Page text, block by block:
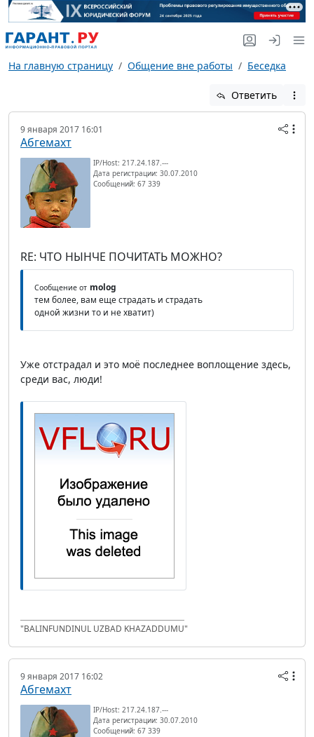
На главную страницу Общение вне работы Беседка
Ответить
9 января 2017 16:01
Абгемахт
IP/Host: 217.24.187.---
Дата регистрации: 30.07.2010
Сообщений: 67 339
RE: ЧТО НЫНЧЕ ПОЧИТАТЬ МОЖНО?
Сообщение от molog
тем более, вам еще страдать и страдать
одной жизни то и не хватит)
Уже отстрадал и это моё последнее воплощение здесь,
среди вас, люди!
"BALINFUNDINUL UZBAD KHAZADDUMU"
9 января 2017 16:02
Абгемахт
IP/Host: 217.24.187.---
Дата регистрации: 30.07.2010
Сообщений: 67 339